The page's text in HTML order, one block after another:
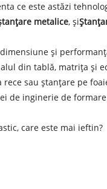
ce este astăzi
metalice, și
și
din tablă, matrița și
sau ștanțare pe
de inginerie de
care este mai ieftin?